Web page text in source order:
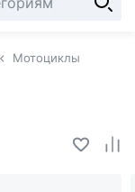
Мотоциклы